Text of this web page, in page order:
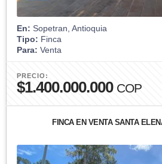
En: Sopetran, Antioquia
Tipo: Finca
Para: Venta
PRECIO:
$1.400.000.000 COP
FINCA EN VENTA SANTA